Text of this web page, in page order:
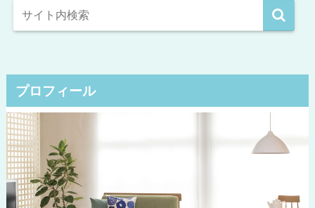
プロフィール